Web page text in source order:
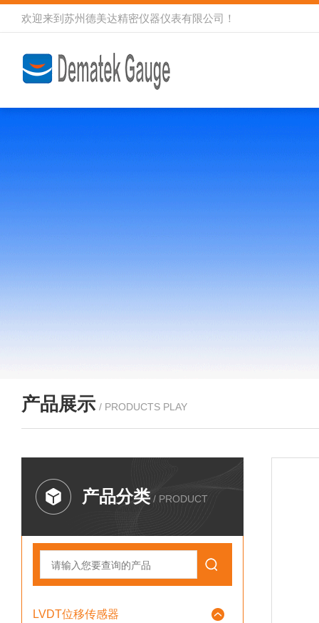
欢迎来到 苏州德美达精密仪器仪表有限公司 ！
产品展示 / PRODUCTS PLAY
产品分类 / PRODUCT
LVDT位移传感器